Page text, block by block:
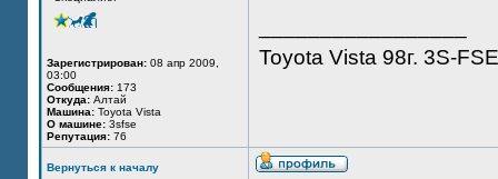
Зарегистрирован: 08 апр 2009,
03:00
Сообщения: 173
Откуда: Алтай
Машина: Toyota Vista
О машине: 3sfse
Репутация: 76
Toyota Vista 98г. 3S-FSE
Вернуться к началу